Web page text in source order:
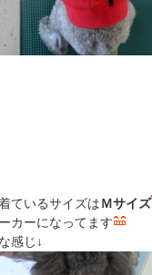
ているサイズはＭサイズ
カーになってます
感じ↓